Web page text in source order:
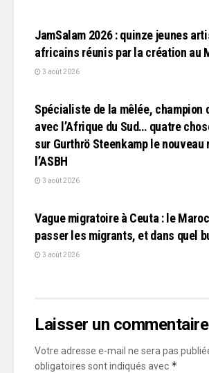
JamSalam 2026 : quinze jeunes
africains réunis par la création au
3 août 2026
Spécialiste de la mêlée, champion
avec l’Afrique du Sud… quatre
sur Gurthrö Steenkamp le nouveau
l’ASBH
3 août 2026
Vague migratoire à Ceuta : le
passer les migrants, et dans quel
3 août 2026
Laisser un commentaire
Votre adresse e-mail ne sera pas
obligatoires sont indiqués avec *